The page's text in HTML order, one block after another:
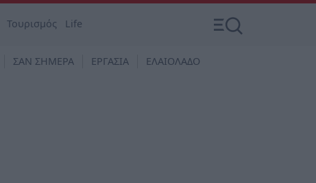
Τουρισμός Life
ΣΑΝ ΣΗΜΕΡΑ ΕΡΓΑΣΙΑ ΕΛΑΙΟΛΑΔΟ